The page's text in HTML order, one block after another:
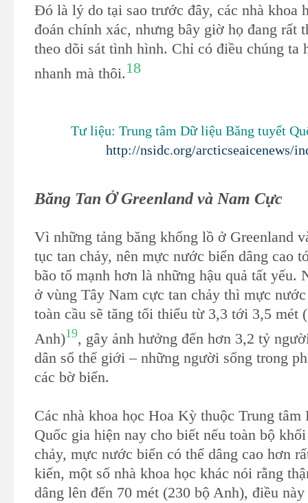
Đó là lý do tại sao trước đây, các nhà khoa
đoán chính xác, nhưng bây giờ họ đang rất
theo dõi sát tình hình. Chỉ có điều chúng ta
nhanh mà thôi.18
Tư liệu: Trung tâm Dữ liệu Băng tuyết
http://nsidc.org/arcticseaicenews/
Băng Tan Ở Greenland và Nam Cực
Vì những tảng băng khổng lồ ở Greenland
tục tan chảy, nên mực nước biển dâng cao
bão tố mạnh hơn là những hậu quả tất yếu.
ở vùng Tây Nam cực tan chảy thì mực
toàn cầu sẽ tăng tối thiểu từ 3,3 tới 3,5 mét
Anh)19, gây ảnh hưởng đến hơn 3,2 tỷ
dân số thế giới – những người sống trong
các bờ biển.
Các nhà khoa học Hoa Kỳ thuộc Trung
Quốc gia hiện nay cho biết nếu toàn bộ
chảy, mực nước biển có thể dâng cao hơn
kiến, một số nhà khoa học khác nói rằng
dâng lên đến 70 mét (230 bộ Anh), điều